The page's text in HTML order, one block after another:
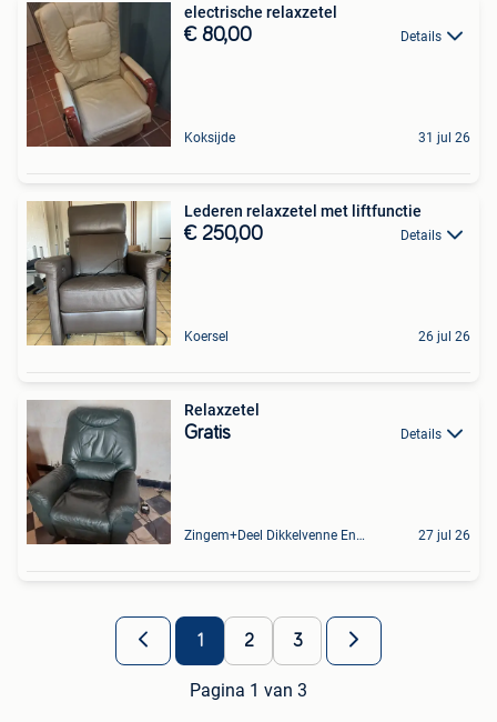
electrische relaxzetel
€ 80,00 Details
Koksijde 31 jul 26
Lederen relaxzetel met liftfunctie
€ 250,00 Details
Koersel 26 jul 26
Relaxzetel
Gratis Details
Zingem+Deel Dikkelvenne En Nederzwalm-Hermelgem 27 jul 26
1 2 3
Pagina 1 van 3